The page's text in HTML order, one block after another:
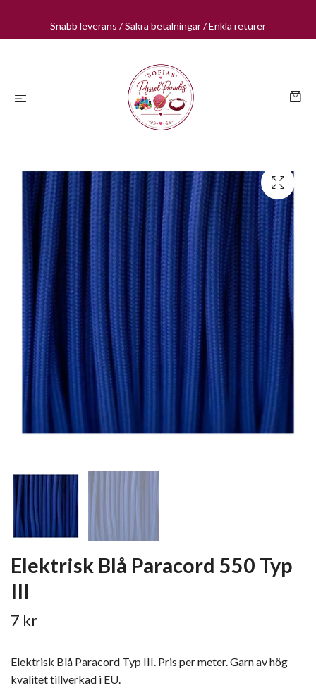
Snabb leverans / Säkra betalningar / Enkla returer
Elektrisk Blå Paracord 550 Typ
III
7 kr
Elektrisk Blå Paracord Typ III. Pris per meter. Garn av hög
kvalitet tillverkad i EU.